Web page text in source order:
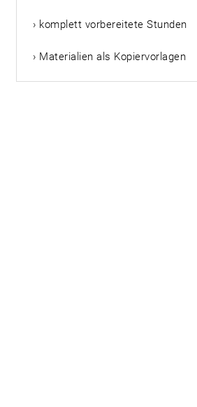
› komplett vorbereitete Stunden
› Materialien als Kopiervorlagen